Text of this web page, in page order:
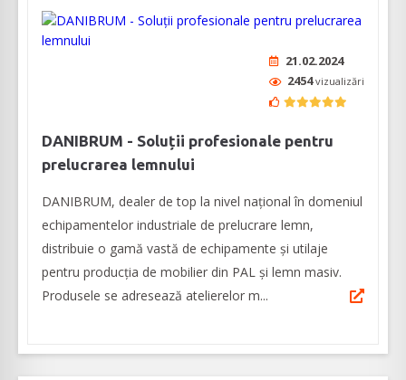
21.02.2024
2454vizualizări
DANIBRUM - Soluții profesionale pentru
prelucrarea lemnului
DANIBRUM, dealer de top la nivel național în domeniul
echipamentelor industriale de prelucrare lemn,
distribuie o gamă vastă de echipamente și utilaje
pentru producția de mobilier din PAL și lemn masiv.
Produsele se adresează atelierelor m...